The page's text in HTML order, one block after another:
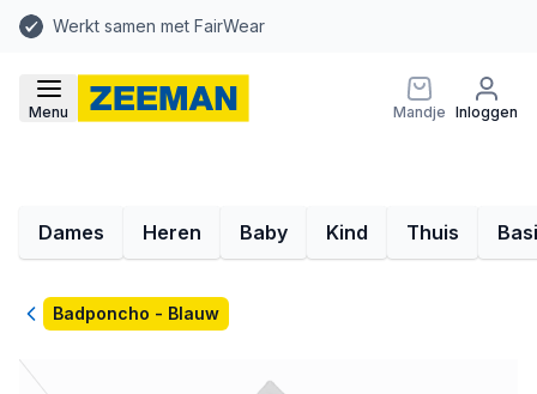
Werkt samen met FairWear
Menu Mandje Inloggen
Dames Heren Baby Kind Thuis
TerugBadponcho - Blauw